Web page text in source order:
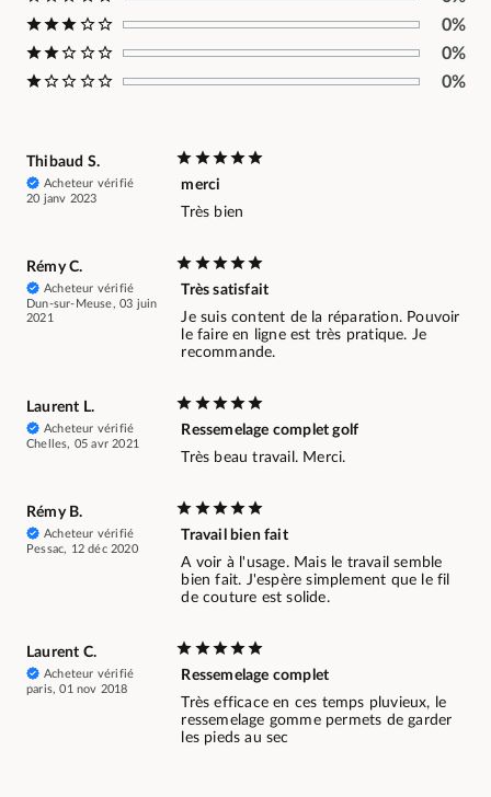
0%
0%
0%
Thibaud S.
Acheteur vérifié
20 janv 2023
merci
Très bien
Rémy C.
Acheteur vérifié
Dun-sur-Meuse, 03 juin
2021
Très satisfait
Je suis content de la réparation. Pouvoir
le faire en ligne est très pratique. Je
recommande.
Laurent L.
Acheteur vérifié
Chelles, 05 avr 2021
Ressemelage complet golf
Très beau travail. Merci.
Rémy B.
Acheteur vérifié
Pessac, 12 déc 2020
Travail bien fait
A voir à l'usage. Mais le travail semble
bien fait. J'espère simplement que le fil
de couture est solide.
Laurent C.
Acheteur vérifié
paris, 01 nov 2018
Ressemelage complet
Très efficace en ces temps pluvieux, le
ressemelage gomme permets de garder
les pieds au sec